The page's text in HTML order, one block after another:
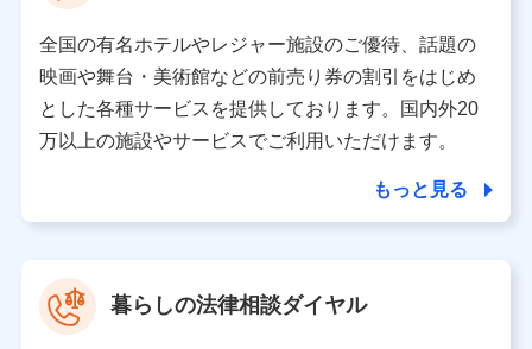
す。
個人データの共同利用
当社は株式会社NTTドコモとの間で、以下のとおり個
人データを共同利用します。
氏名、電話番号、メールアドレス、お客さまの識別子、属
性、連絡先、dポイントサービスのご利用に関する情報。例
として、dポイントカード番号、性別、年齢、家族構成、住
全国の有名ホテルやレジャー施設のご優待、話題の
映画や舞台・美術館などの前売り券の割引をはじめ
とした各種サービスを提供しております。国内外20
万以上の施設やサービスでご利用いただけます。
もっと見る
暮らしの法律相談ダイヤル